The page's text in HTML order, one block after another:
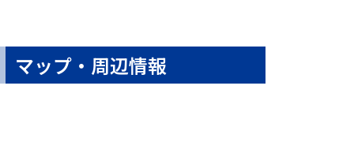
マップ・周辺情報